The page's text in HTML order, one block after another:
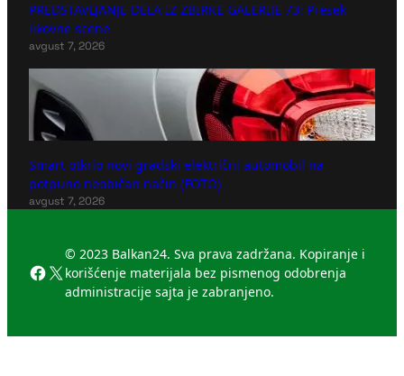
PREDSTAVLJANJE DELA IZ ZBIRKE GALERIJE 73: Presek
likovne scene
avgust 7, 2026
Smart otkrio novi gradski električni automobil na
potpuno neobičan način (FOTO)
avgust 7, 2026
Facebook
X
© 2023 Balkan24. Sva prava zadržana. Kopiranje i
korišćenje materijala bez pismenog odobrenja
administracije sajta je zabranjeno.